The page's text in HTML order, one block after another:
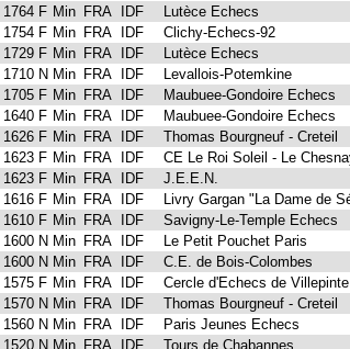
1764 F Min FRA IDF
Lutèce Echecs
1754 F Min FRA IDF
Clichy-Echecs-92
1729 F Min FRA IDF
Lutèce Echecs
1710 N Min FRA IDF
Levallois-Potemkine
1705 F Min FRA IDF
Maubuee-Gondoire Echecs
1640 F Min FRA IDF
Maubuee-Gondoire Echecs
1626 F Min FRA IDF
Thomas Bourgneuf - Creteil
1623 F Min FRA IDF
CE Le Roi Soleil - Le
1623 F Min FRA IDF
J.E.E.N.
1616 F Min FRA IDF
Livry Gargan "La Dame de
1610 F Min FRA IDF
Savigny-Le-Temple Echecs
1600 N Min FRA IDF
Le Petit Pouchet Paris
1600 N Min FRA IDF
C.E. de Bois-Colombes
1575 F Min FRA IDF
Cercle d'Echecs de Villepinte
1570 N Min FRA IDF
Thomas Bourgneuf - Creteil
1560 N Min FRA IDF
Paris Jeunes Echecs
1520 N Min FRA IDF
Tours de Chabannes